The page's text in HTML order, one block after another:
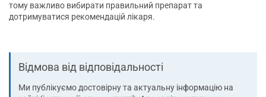
тому важливо вибирати правильний препарат та
дотримуватися рекомендацій лікаря.
Відмова від відповідальності
Ми публікуємо достовірну та актуальну інформацію на